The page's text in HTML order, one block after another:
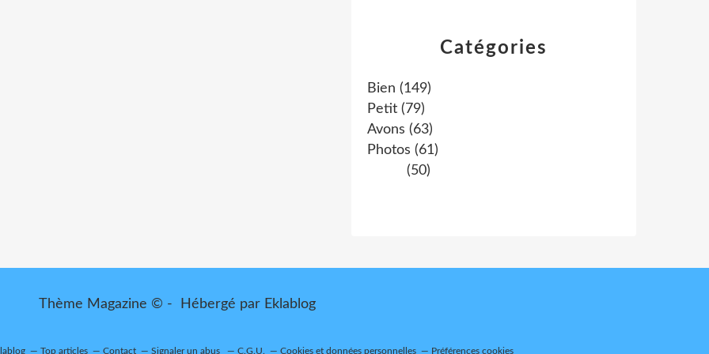
Catégories
Bien (149)
Petit (79)
Avons (63)
Photos (61)
(50)
Thème Magazine © - Hébergé par Eklablog
Top articles Contact Signaler un abus C.G.U. Cookies et données personnelles Préférences cookies